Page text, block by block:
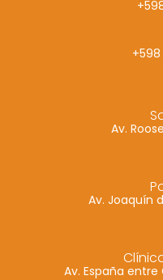
Av.
Av. Joaquín
Av. España